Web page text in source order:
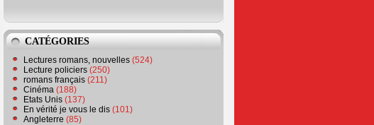
CATÉGORIES
Lectures romans, nouvelles (524)
Lecture policiers (250)
romans français (211)
Cinéma (188)
Etats Unis (137)
En vérité je vous le dis (101)
Angleterre (85)